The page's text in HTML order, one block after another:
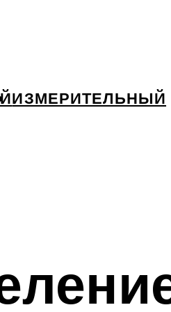
ИЗМЕРИТЕЛЬНЫЙ